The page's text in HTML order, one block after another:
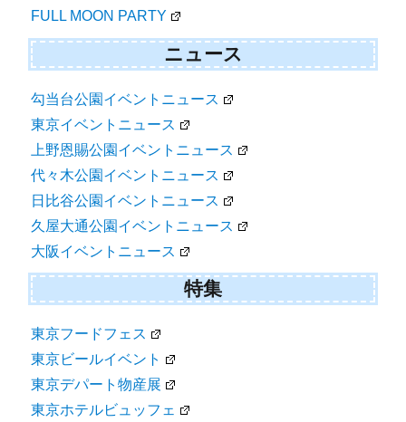
FULL MOON PARTY
ニュース
勾当台公園イベントニュース
東京イベントニュース
上野恩賜公園イベントニュース
代々木公園イベントニュース
日比谷公園イベントニュース
久屋大通公園イベントニュース
大阪イベントニュース
特集
東京フードフェス
東京ビールイベント
東京デパート物産展
東京ホテルビュッフェ